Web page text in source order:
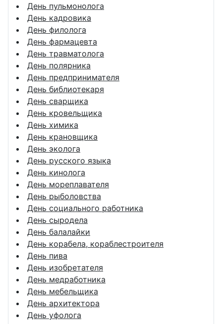
День пульмонолога
День кадровика
День филолога
День фармацевта
День травматолога
День полярника
День предпринимателя
День библиотекаря
День сварщика
День кровельщика
День химика
День крановщика
День эколога
День русского языка
День кинолога
День мореплавателя
День рыболовства
День социального работника
День сыродела
День балалайки
День корабела, кораблестроителя
День пива
День изобретателя
День медработника
День мебельщика
День архитектора
День уфолога